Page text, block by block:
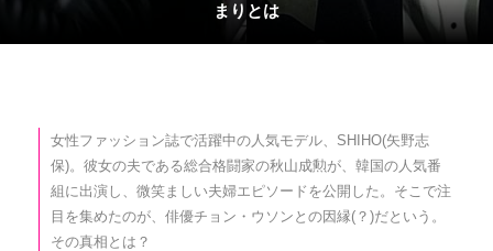
まりとは
女性ファッション誌で活躍中の人気モデル、SHIHO(矢野志
保)。彼女の夫である総合格闘家の秋山成勲が、韓国の人気番
組に出演し、微笑ましい夫婦エピソードを公開した。そこで注
目を集めたのが、俳優チョン・ウソンとの因縁(？)だという。
その真相とは？